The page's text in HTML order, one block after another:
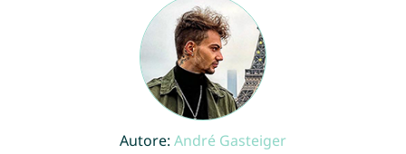
Autore: André Gasteiger